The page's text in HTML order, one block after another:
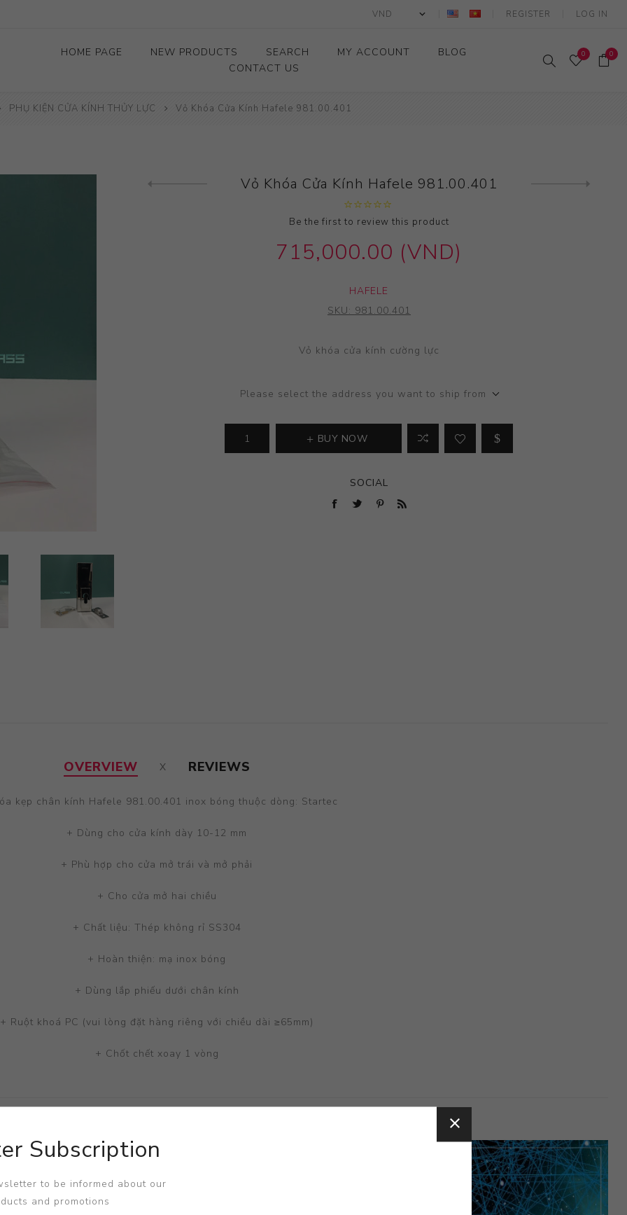
REGISTER LOG IN
HOME PAGE NEW PRODUCTS SEARCH MY ACCOUNT
BLOG
CONTACT US
0 0
PHỤ KIỆN CỬA KÍNH THỦY LỰC Vỏ Khóa Cửa Kính Hafele 981.00.401
Vỏ Khóa Cửa Kính Hafele 981.00.401
Be the first to review this product
715,000.00 (VND)
HAFELE
SKU: 981.00.401
Vỏ khóa cửa kính cường lực
Please select the address you want to ship from
BUY NOW
SOCIAL
OVERVIEW REVIEWS
kẹp chân kính Hafele 981.00.401 inox bóng thuộc dòng: Startec
+ Dùng cho cửa kính dày 10-12 mm
+ Phù hợp cho cửa mở trái và mở phải
+ Cho cửa mở hai chiều
+ Chất liệu: Thép không rỉ SS304
+ Hoàn thiện: mạ inox bóng
+ Dùng lắp phiếu dưới chân kính
+ Ruột khoá PC (vui lòng đặt hàng riêng với chiều dài ≥65mm)
+ Chốt chết xoay 1 vòng
Subscription
to be informed about our
and promotions